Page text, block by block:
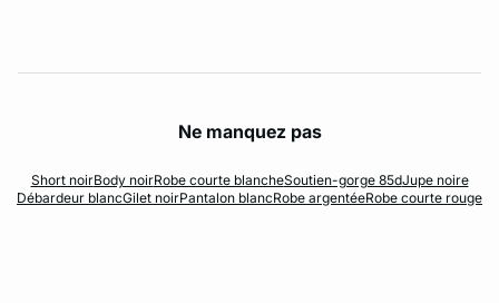
Ne manquez pas
Short noirBody noirRobe courte blancheSoutien-gorge 85dJupe noire
Débardeur blancGilet noirPantalon blancRobe argentéeRobe courte rouge